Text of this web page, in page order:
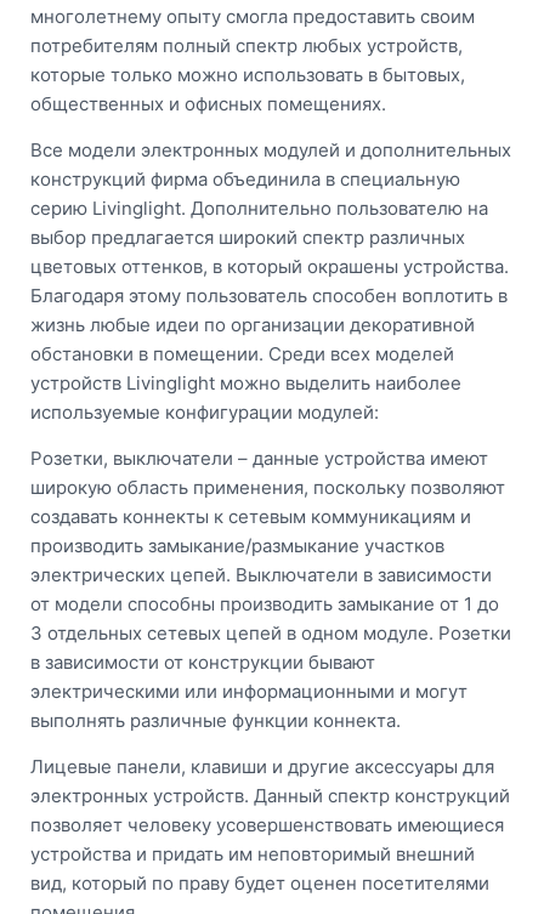
многолетнему опыту смогла предоставить своим
потребителям полный спектр любых устройств,
которые только можно использовать в бытовых,
общественных и офисных помещениях.
Все модели электронных модулей и дополнительных
конструкций фирма объединила в специальную
серию Livinglight. Дополнительно пользователю на
выбор предлагается широкий спектр различных
цветовых оттенков, в который окрашены устройства.
Благодаря этому пользователь способен воплотить в
жизнь любые идеи по организации декоративной
обстановки в помещении. Среди всех моделей
устройств Livinglight можно выделить наиболее
используемые конфигурации модулей:
Розетки, выключатели – данные устройства имеют
широкую область применения, поскольку позволяют
создавать коннекты к сетевым коммуникациям и
производить замыкание/размыкание участков
электрических цепей. Выключатели в зависимости
от модели способны производить замыкание от 1 до
3 отдельных сетевых цепей в одном модуле. Розетки
в зависимости от конструкции бывают
электрическими или информационными и могут
выполнять различные функции коннекта.
Лицевые панели, клавиши и другие аксессуары для
электронных устройств. Данный спектр конструкций
позволяет человеку усовершенствовать имеющиеся
устройства и придать им неповторимый внешний
вид, который по праву будет оценен посетителями